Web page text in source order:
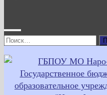
Найти: